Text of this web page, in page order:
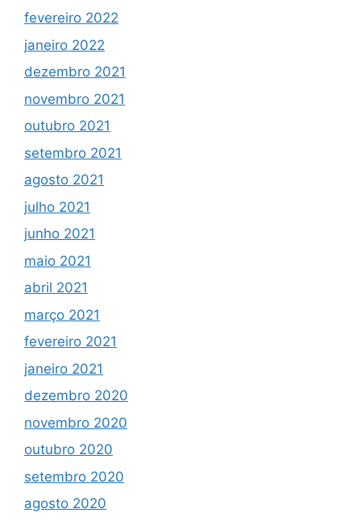
fevereiro 2022
janeiro 2022
dezembro 2021
novembro 2021
outubro 2021
setembro 2021
agosto 2021
julho 2021
junho 2021
maio 2021
abril 2021
março 2021
fevereiro 2021
janeiro 2021
dezembro 2020
novembro 2020
outubro 2020
setembro 2020
agosto 2020